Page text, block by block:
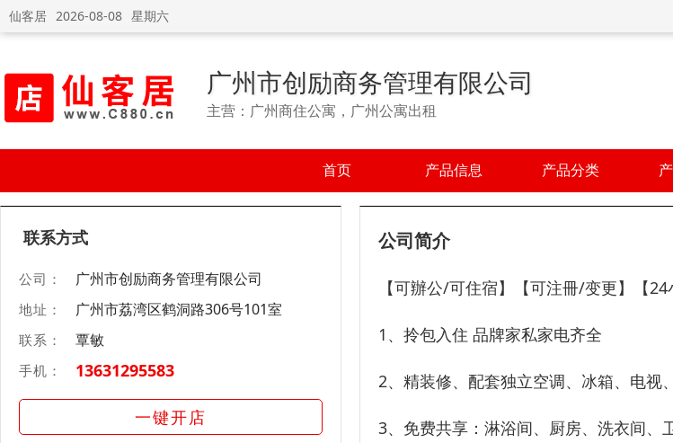
仙客居 2026-08-08 星期六
广州市创励商务管理有限公司
主营：广州商住公寓，广州公寓出租
首页 产品信息 产品分类
联系方式
公司： 广州市创励商务管理有限公司
地址： 广州市荔湾区鹤洞路306号101室
联系： 覃敏
手机： 13631295583
一键开店
公司简介
【可辦公/可住宿】【可注冊/变更】【24
1、拎包入住 品牌家私家电齐全
2、精装修、配套独立空调、冰箱、电视
3、免费共享：淋浴间、厨房、洗衣间、